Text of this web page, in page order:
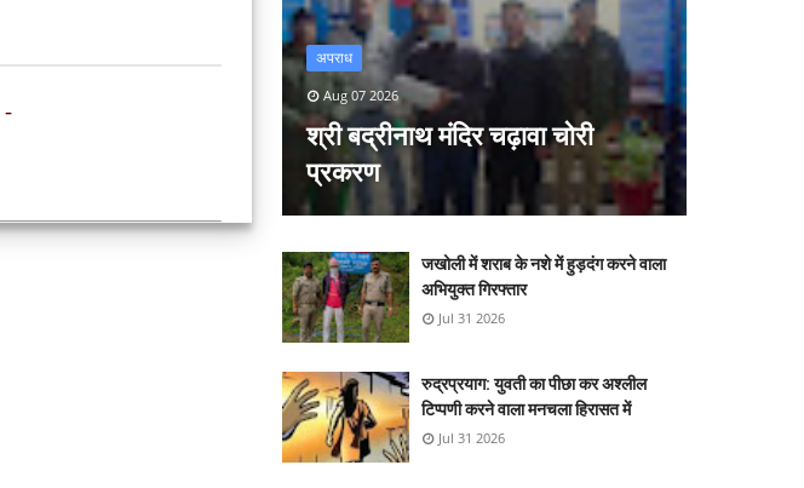
-
अपराध
Aug 07 2026
श्री बद्रीनाथ मंदिर चढ़ावा चोरी
प्रकरण
जखोली में शराब के नशे में हुड़दंग करने वाला
अभियुक्त गिरफ्तार
Jul 31 2026
रुद्रप्रयाग: युवती का पीछा कर अश्लील
टिप्पणी करने वाला मनचला हिरासत में
Jul 31 2026